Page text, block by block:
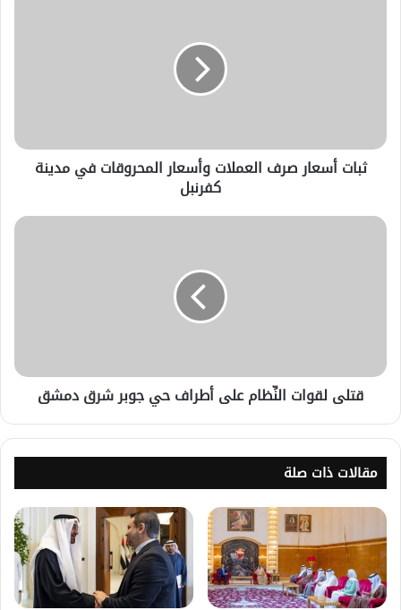
ثبات أسعار صرف العملات وأسعار المحروقات في مدينة
كفرنبل
قتلى لقوات النِّظام على أطراف حي جوبر شرق دمشق
مقالات ذات صلة